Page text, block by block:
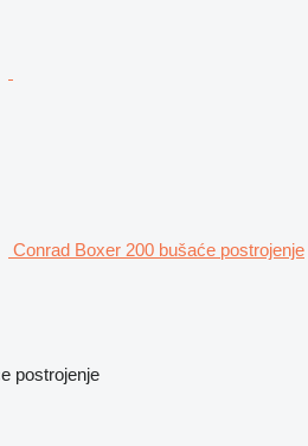
Conrad Boxer 200 bušaće postrojenje
postrojenje